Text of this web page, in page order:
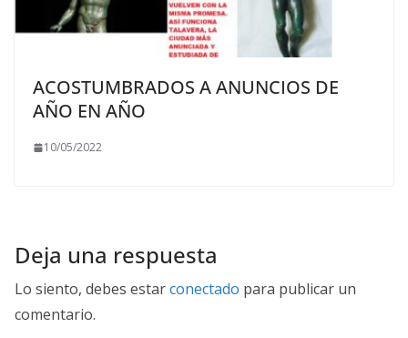
ACOSTUMBRADOS A ANUNCIOS DE
AÑO EN AÑO
10/05/2022
Deja una respuesta
Lo siento, debes estarconectado para publicar un
comentario.